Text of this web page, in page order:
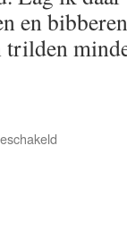
en
trilden